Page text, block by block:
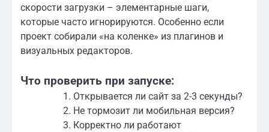
скорости загрузки – элементарные шаги,
которые часто игнорируются. Особенно если
проект собирали «на коленке» из плагинов и
визуальных редакторов.
Что проверить при запуске:
Открывается ли сайт за 2-3 секунды?
Не тормозит ли мобильная версия?
Корректно ли работают